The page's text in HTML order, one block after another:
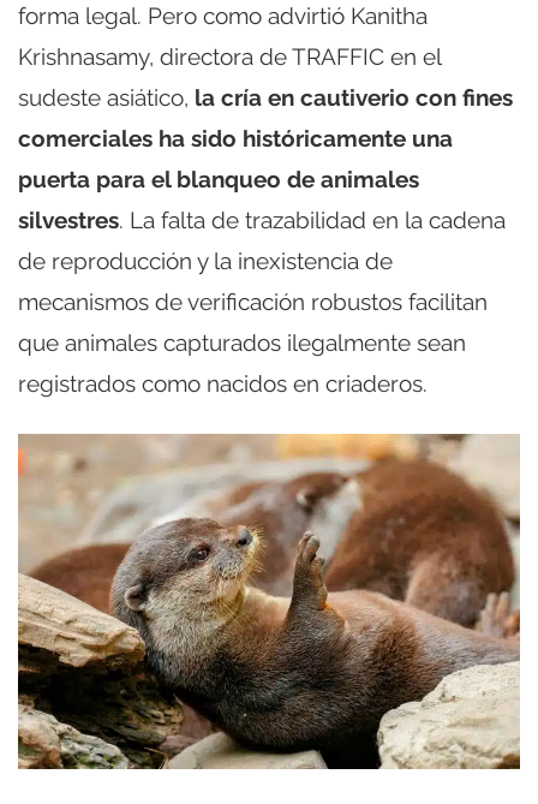
forma legal. Pero como advirtió Kanitha
Krishnasamy, directora de TRAFFIC en el
sudeste asiático, la cría en cautiverio con fines
comerciales ha sido históricamente una
puerta para el blanqueo de animales
silvestres. La falta de trazabilidad en la cadena
de reproducción y la inexistencia de
mecanismos de verificación robustos facilitan
que animales capturados ilegalmente sean
registrados como nacidos en criaderos.